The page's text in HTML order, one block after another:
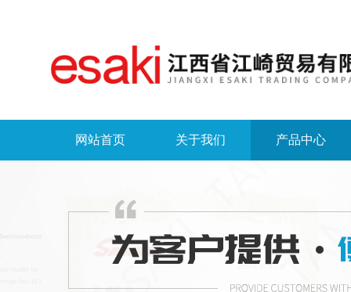
网站首页 关于我们 产品中心